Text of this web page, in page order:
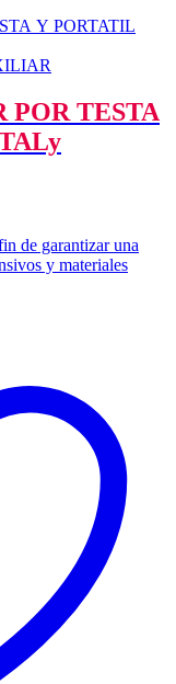
POR TESTA
de garantizar una
y materiales